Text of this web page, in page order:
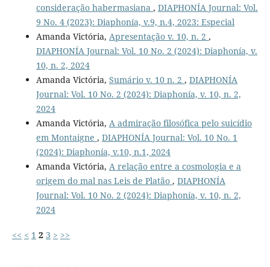
consideração habermasiana , DIAPHONÍA Journal: Vol.
9 No. 4 (2023): Diaphonía, v.9, n.4, 2023: Especial
Amanda Victória, Apresentação v. 10, n. 2 ,
DIAPHONÍA Journal: Vol. 10 No. 2 (2024): Diaphonía, v.
10, n. 2, 2024
Amanda Victória, Sumário v. 10 n. 2 , DIAPHONÍA
Journal: Vol. 10 No. 2 (2024): Diaphonía, v. 10, n. 2,
2024
Amanda Victória, A admiração filosófica pelo suicídio
em Montaigne , DIAPHONÍA Journal: Vol. 10 No. 1
(2024): Diaphonía, v.10, n.1, 2024
Amanda Victória, A relação entre a cosmologia e a
origem do mal nas Leis de Platão , DIAPHONÍA
Journal: Vol. 10 No. 2 (2024): Diaphonía, v. 10, n. 2,
2024
<< < 1 2 3 > >>